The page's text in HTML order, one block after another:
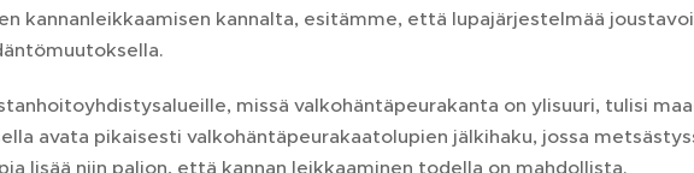
kannanleikkaamisen kannalta, esitämme, että lupajärjestelmää
missä valkohäntäpeurakanta on ylisuuri, tulisi
avata pikaisesti valkohäntäpeurakaatolupien jälkihaku, jossa
lisää niin paljon, että kannan leikkaaminen todella on mahdollista.